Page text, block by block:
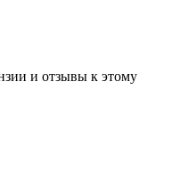
и отзывы к этому